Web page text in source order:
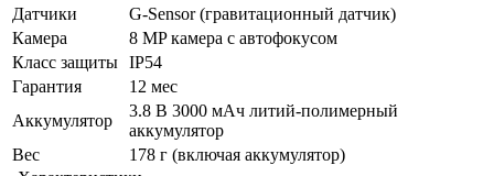
Датчики
G-Sensor (гравитационный датчик)
Камера
8 MP камера с автофокусом
Класс защиты IP54
Гарантия
12 мес
Аккумулятор
3.8 В 3000 мАч литий-полимерный
аккумулятор
Вес
178 г (включая аккумулятор)